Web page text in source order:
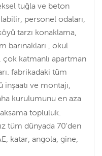
tuğla ve beton
personel odaları,
tarzı konaklama,
barınakları , okul
çok katmanlı apartman
fabrikadaki tüm
ve montajı,
kurulumunu en aza
topluluk.
tüm dünyada 70'den
katar, angola, gine,